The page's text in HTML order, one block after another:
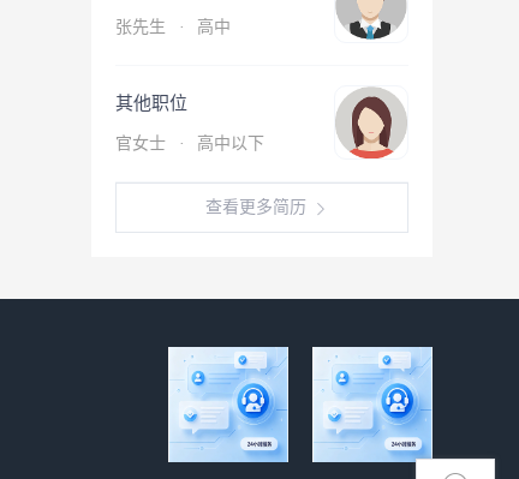
张先生 · 高中
其他职位
官女士 · 高中以下
查看更多简历